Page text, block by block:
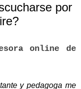
por
online de
y pedagoga me